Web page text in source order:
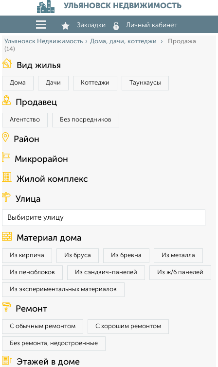
УЛЬЯНОВСК НЕДВИЖИМОСТЬ
Закладки Личный кабинет
Ульяновск Недвижимость Дома, дачи, коттеджи
Продажа
(14)
Вид жилья
Дома Дачи Коттеджи Таунхаусы
Продавец
Агентство Без посредников
Район
Микрорайон
Жилой комплекс
Улица
Материал дома
Из кирпича Из бруса Из бревна Из металла
Из пеноблоков Из сэндвич-панелей Из ж/б панелей
Из экспериментальных материалов
Ремонт
С обычным ремонтом С хорошим ремонтом
Без ремонта, недостроенные
Этажей в доме